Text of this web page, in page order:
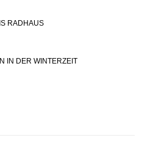
RADHAUS
IN DER WINTERZEIT